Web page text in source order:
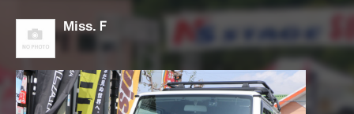
営業日・イベントカレンダー
店舗ご案内
Miss.Ｆ